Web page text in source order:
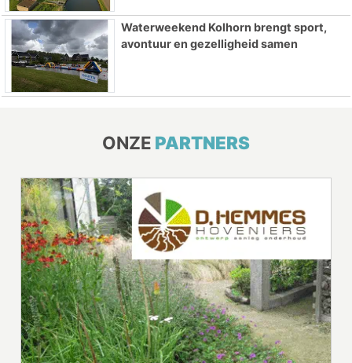
Waterweekend Kolhorn brengt sport,
avontuur en gezelligheid samen
ONZE PARTNERS